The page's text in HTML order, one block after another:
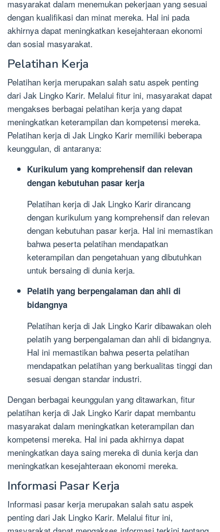
masyarakat dalam menemukan pekerjaan yang sesuai
dengan kualifikasi dan minat mereka. Hal ini pada
akhirnya dapat meningkatkan kesejahteraan ekonomi
dan sosial masyarakat.
Pelatihan Kerja
Pelatihan kerja merupakan salah satu aspek penting
dari Jak Lingko Karir. Melalui fitur ini, masyarakat dapat
mengakses berbagai pelatihan kerja yang dapat
meningkatkan keterampilan dan kompetensi mereka.
Pelatihan kerja di Jak Lingko Karir memiliki beberapa
keunggulan, di antaranya:
Kurikulum yang komprehensif dan relevan
dengan kebutuhan pasar kerja
Pelatihan kerja di Jak Lingko Karir dirancang
dengan kurikulum yang komprehensif dan relevan
dengan kebutuhan pasar kerja. Hal ini memastikan
bahwa peserta pelatihan mendapatkan
keterampilan dan pengetahuan yang dibutuhkan
untuk bersaing di dunia kerja.
Pelatih yang berpengalaman dan ahli di
bidangnya
Pelatihan kerja di Jak Lingko Karir dibawakan oleh
pelatih yang berpengalaman dan ahli di bidangnya.
Hal ini memastikan bahwa peserta pelatihan
mendapatkan pelatihan yang berkualitas tinggi dan
sesuai dengan standar industri.
Dengan berbagai keunggulan yang ditawarkan, fitur
pelatihan kerja di Jak Lingko Karir dapat membantu
masyarakat dalam meningkatkan keterampilan dan
kompetensi mereka. Hal ini pada akhirnya dapat
meningkatkan daya saing mereka di dunia kerja dan
meningkatkan kesejahteraan ekonomi mereka.
Informasi Pasar Kerja
Informasi pasar kerja merupakan salah satu aspek
penting dari Jak Lingko Karir. Melalui fitur ini,